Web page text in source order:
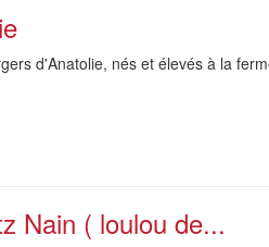
d'Anatolie, nés et élevés à la
Nain ( loulou de...